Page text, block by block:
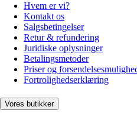
Hvem er vi?
Kontakt os
Salgsbetingelser
Retur & refundering
Juridiske oplysninger
Betalingsmetoder
Priser og
Fortrolighedserklæring
Vores butikker